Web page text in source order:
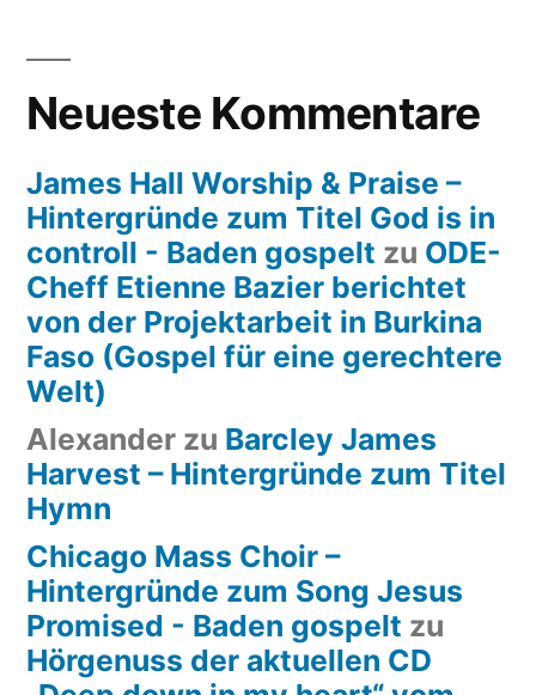
Neueste Kommentare
James Hall Worship & Praise –
Hintergründe zum Titel God is in
controll - Baden gospelt zu ODE-
Cheff Etienne Bazier berichtet
von der Projektarbeit in Burkina
Faso (Gospel für eine gerechtere
Welt)
Alexander zu Barcley James
Harvest – Hintergründe zum Titel
Hymn
Chicago Mass Choir –
Hintergründe zum Song Jesus
Promised - Baden gospelt zu
Hörgenuss der aktuellen CD